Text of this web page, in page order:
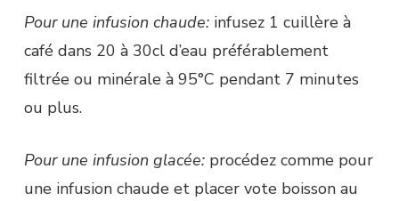
Pour une infusion chaude:infusez 1 cuillère à
café dans 20 à 30cl d’eau préférablement
filtrée ou minérale à 95°C pendant 7 minutes
ou plus.
Pour une infusion glacée:procédez comme pour
une infusion chaude et placer vote boisson au